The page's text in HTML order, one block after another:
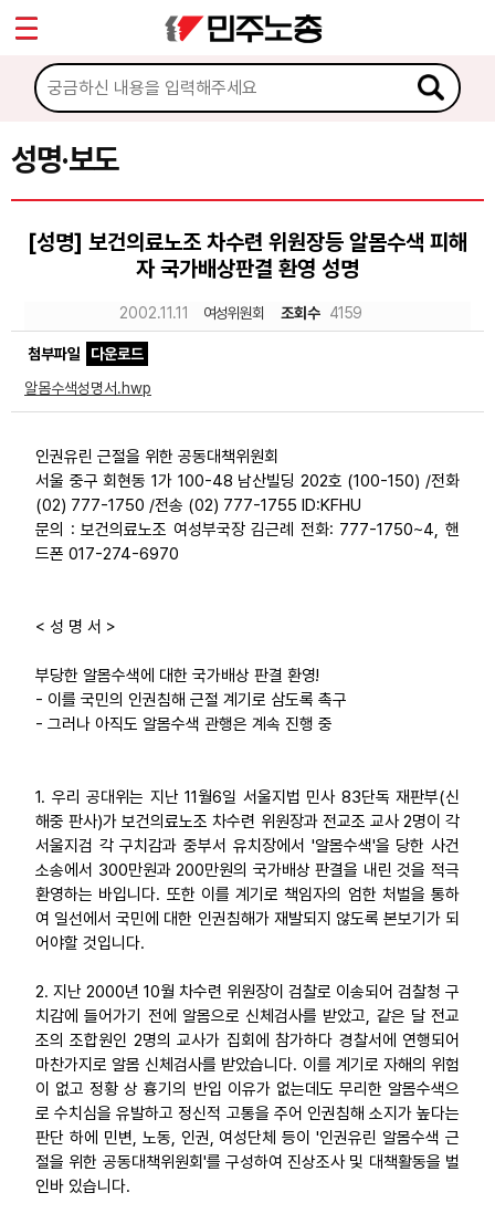
성명·보도
[성명] 보건의료노조 차수련 위원장등 알몸수색 피해
자 국가배상판결 환영 성명
2002.11.11 여성위원회 조회수 4159
첨부파일
다운로드
알몸수색성명서.hwp
인권유린 근절을 위한 공동대책위원회
서울 중구 회현동 1가 100-48 남산빌딩 202호 (100-150) /전화
(02) 777-1750 /전송 (02) 777-1755 ID:KFHU
문의 : 보건의료노조 여성부국장 김근례 전화: 777-1750~4, 핸
드폰 017-274-6970
< 성 명 서 >
부당한 알몸수색에 대한 국가배상 판결 환영!
- 이를 국민의 인권침해 근절 계기로 삼도록 촉구
- 그러나 아직도 알몸수색 관행은 계속 진행 중
1. 우리 공대위는 지난 11월6일 서울지법 민사 83단독 재판부(신
해중 판사)가 보건의료노조 차수련 위원장과 전교조 교사 2명이 각
서울지검 각 구치감과 중부서 유치장에서 '알몸수색'을 당한 사건
소송에서 300만원과 200만원의 국가배상 판결을 내린 것을 적극
환영하는 바입니다. 또한 이를 계기로 책임자의 엄한 처벌을 통하
여 일선에서 국민에 대한 인권침해가 재발되지 않도록 본보기가 되
어야할 것입니다.
2. 지난 2000년 10월 차수련 위원장이 검찰로 이송되어 검찰청 구
치감에 들어가기 전에 알몸으로 신체검사를 받았고, 같은 달 전교
조의 조합원인 2명의 교사가 집회에 참가하다 경찰서에 연행되어
마찬가지로 알몸 신체검사를 받았습니다. 이를 계기로 자해의 위험
이 없고 정황 상 흉기의 반입 이유가 없는데도 무리한 알몸수색으
로 수치심을 유발하고 정신적 고통을 주어 인권침해 소지가 높다는
판단 하에 민변, 노동, 인권, 여성단체 등이 '인권유린 알몸수색 근
절을 위한 공동대책위원회'를 구성하여 진상조사 및 대책활동을 벌
인바 있습니다.
마이페이지
소개
소식
공지사항
성명·보도
노동상담
자료
부설기관
업무
Sketchbook5, 스케치북5
Sketchbook5, 스케치북5